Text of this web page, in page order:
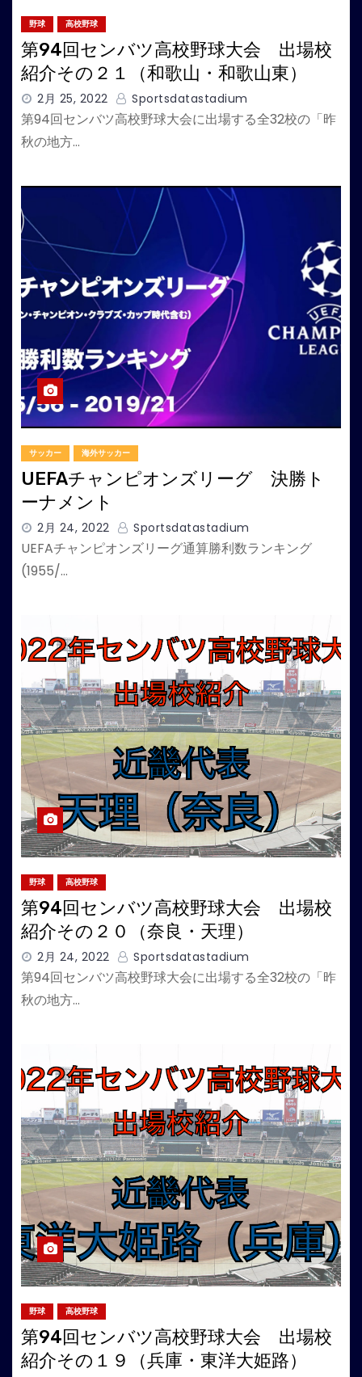
野球 高校野球
第94回センバツ高校野球大会 出場校
紹介その２１（和歌山・和歌山東）
2月 25, 2022 Sportsdatastadium
第94回センバツ高校野球大会に出場する全32校の「昨
秋の地方…
サッカー 海外サッカー
UEFAチャンピオンズリーグ 決勝ト
ーナメント
2月 24, 2022 Sportsdatastadium
UEFAチャンピオンズリーグ通算勝利数ランキング
(1955/…
野球 高校野球
第94回センバツ高校野球大会 出場校
紹介その２０（奈良・天理）
2月 24, 2022 Sportsdatastadium
第94回センバツ高校野球大会に出場する全32校の「昨
秋の地方…
野球 高校野球
第94回センバツ高校野球大会 出場校
紹介その１９（兵庫・東洋大姫路）